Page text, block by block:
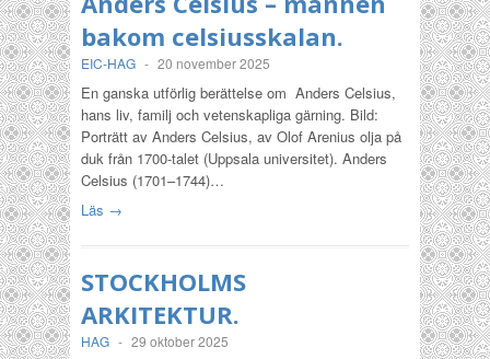
bakom celsiusskalan.
EIC-HAG - 20 november 2025
En ganska utförlig berättelse om Anders Celsius,
hans liv, familj och vetenskapliga gärning. Bild:
Porträtt av Anders Celsius, av Olof Arenius olja på
duk från 1700-talet (Uppsala universitet). Anders
Celsius (1701–1744)…
Läs →
STOCKHOLMS
ARKITEKTUR.
HAG - 29 oktober 2025